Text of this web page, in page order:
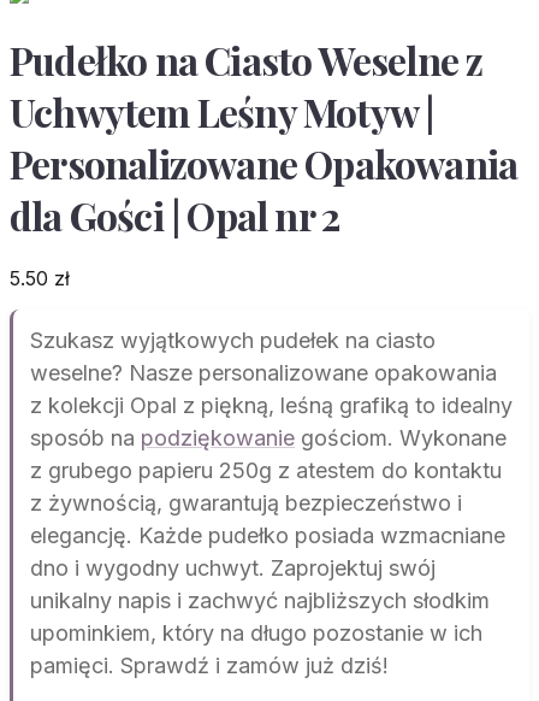
Pudełko na Ciasto Weselne z
Uchwytem Leśny Motyw |
Personalizowane Opakowania
dla Gości | Opal nr 2
5.50 zł
Szukasz wyjątkowych pudełek na ciasto
weselne? Nasze personalizowane opakowania
z kolekcji Opal z piękną, leśną grafiką to idealny
sposób na podziękowanie gościom. Wykonane
z grubego papieru 250g z atestem do kontaktu
z żywnością, gwarantują bezpieczeństwo i
elegancję. Każde pudełko posiada wzmacniane
dno i wygodny uchwyt. Zaprojektuj swój
unikalny napis i zachwyć najbliższych słodkim
upominkiem, który na długo pozostanie w ich
pamięci. Sprawdź i zamów już dziś!